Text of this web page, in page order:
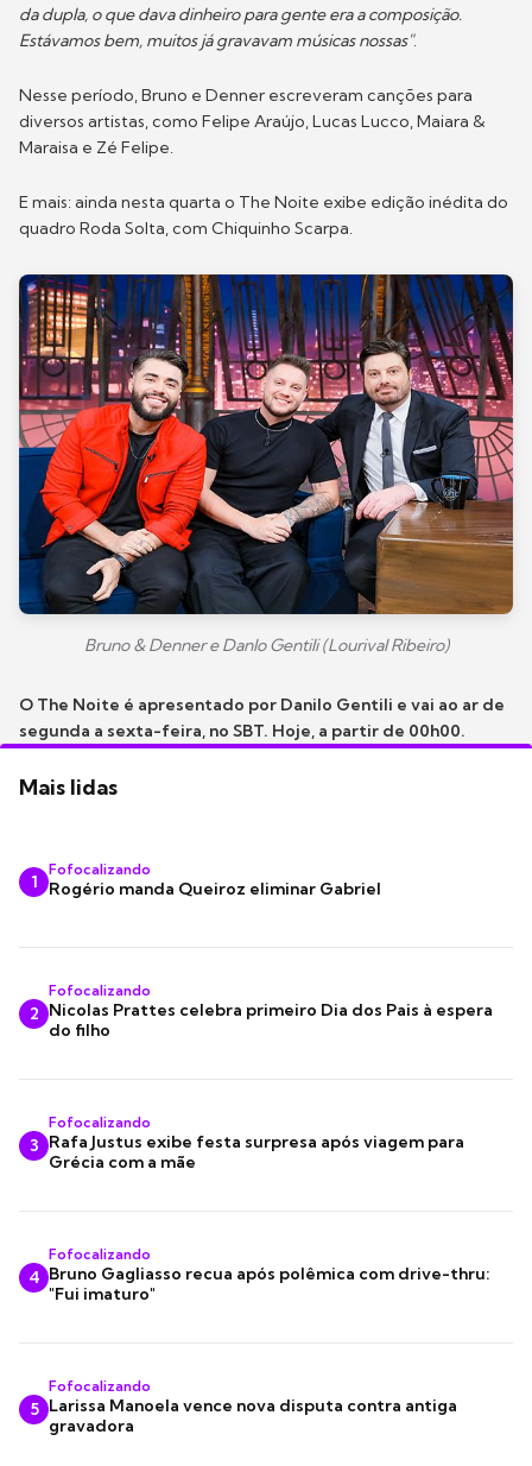
da dupla, o que dava dinheiro para gente era a composição.
Estávamos bem, muitos já gravavam músicas nossas".
Nesse período, Bruno e Denner escreveram canções para
diversos artistas, como Felipe Araújo, Lucas Lucco, Maiara &
Maraisa e Zé Felipe.
E mais: ainda nesta quarta o The Noite exibe edição inédita do
quadro Roda Solta, com Chiquinho Scarpa.
Bruno & Denner e Danlo Gentili (Lourival Ribeiro)
O The Noite é apresentado por Danilo Gentili e vai ao ar de
segunda a sexta-feira, no SBT. Hoje, a partir de 00h00.
Mais lidas
1
Fofocalizando
Rogério manda Queiroz eliminar Gabriel
2
Fofocalizando
Nicolas Prattes celebra primeiro Dia dos Pais à espera
do filho
3
Fofocalizando
Rafa Justus exibe festa surpresa após viagem para
Grécia com a mãe
4
Fofocalizando
Bruno Gagliasso recua após polêmica com drive-thru:
"Fui imaturo"
5
Fofocalizando
Larissa Manoela vence nova disputa contra antiga
gravadora